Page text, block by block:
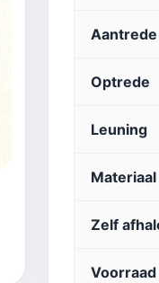
Aantrede
Optrede
Leuning
Zelf
Voorraad